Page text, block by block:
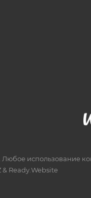
использование
& Ready.Website